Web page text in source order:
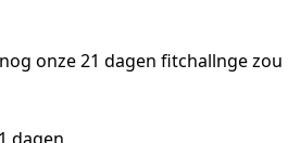
onze 21 dagen fitchallnge zou